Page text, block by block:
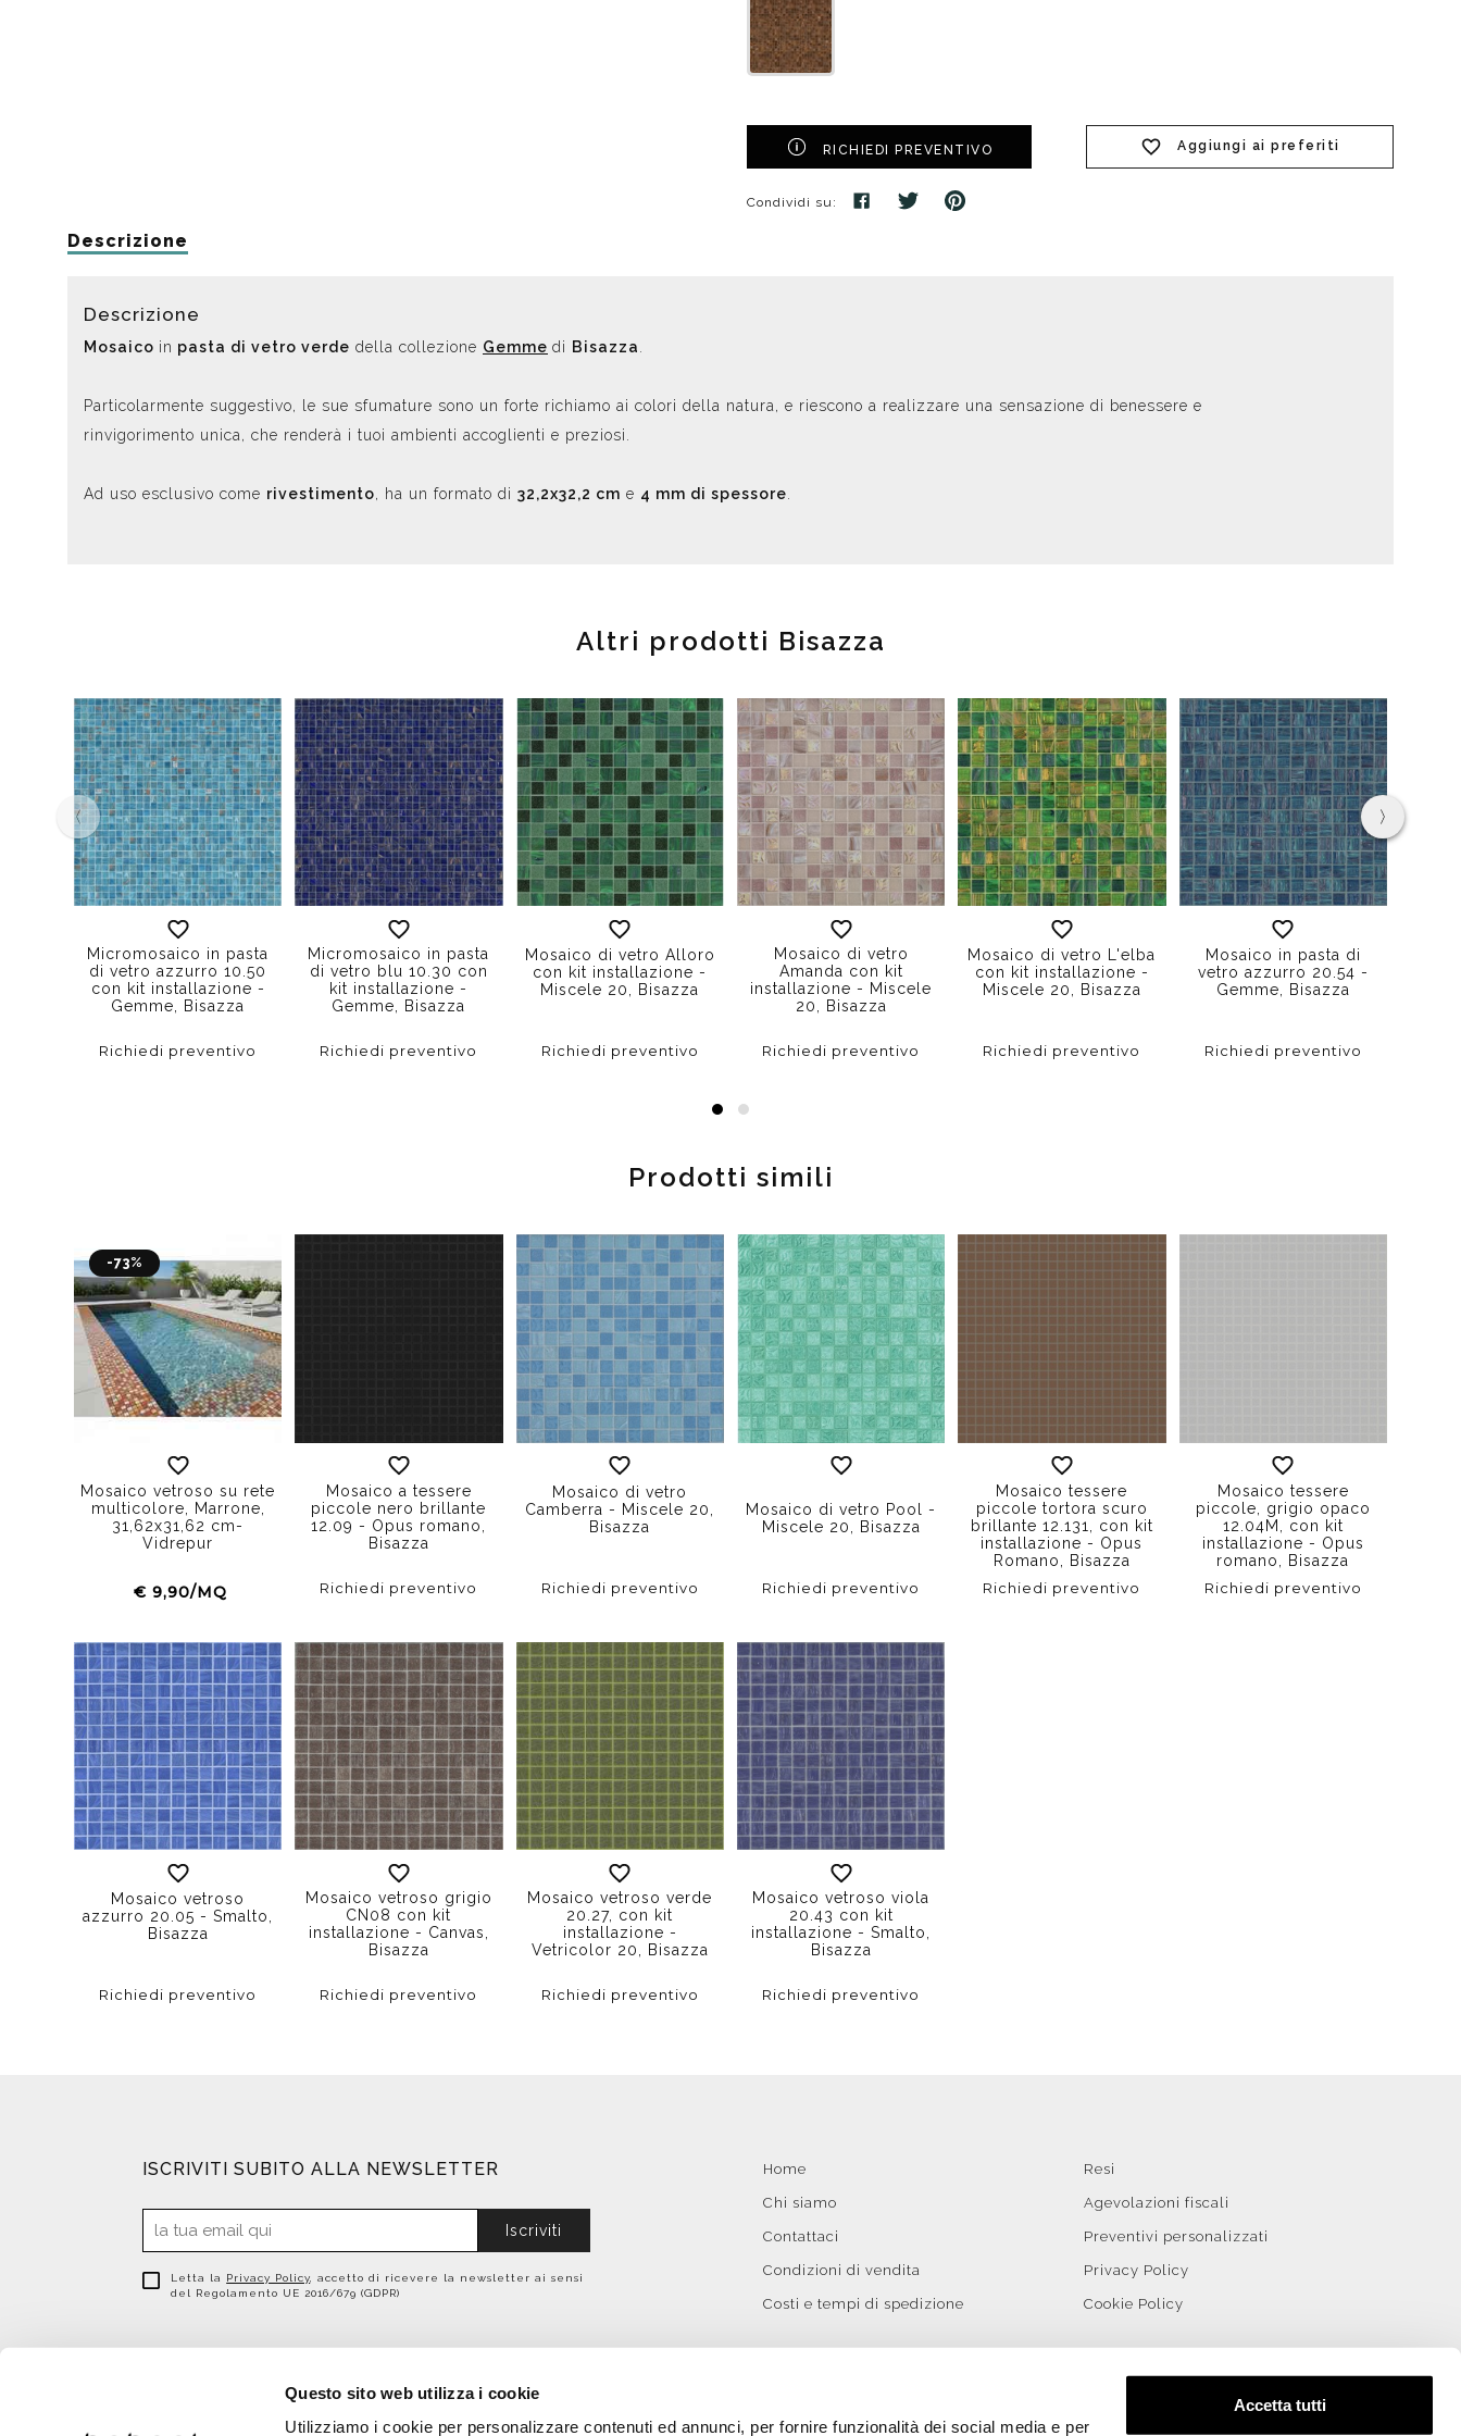
Questo sito web utilizza i cookie
Utilizziamo i cookie per personalizzare contenuti ed annunci, per fornire funzionalità dei social media e per
Accetta tutti
RICHIEDI PREVENTIVO Aggiungi ai preferiti
Condividi su:
Descrizione
Descrizione
Mosaico in pasta di vetro verde della collezione Gemme di Bisazza
Particolarmente suggestivo, le sue sfumature sono un forte richiamo ai colori della natura, e riescono a realizzare una sensazione di benessere e
rinvigorimento unica, che renderà i tuoi ambienti accoglienti e preziosi.
Ad uso esclusivo come rivestimento, ha un formato di 32,2x32,2 cm e 4 mm di spessore
Altri prodotti Bisazza
Micromosaico in pasta
di vetro azzurro 10.50
con kit installazione -
Gemme, Bisazza
Richiedi preventivo
Micromosaico in pasta
di vetro blu 10.30 con
kit installazione -
Gemme, Bisazza
Richiedi preventivo
Mosaico di vetro Alloro
con kit installazione -
Miscele 20, Bisazza
Richiedi preventivo
Mosaico di vetro
Amanda con kit
installazione - Miscele
20, Bisazza
Richiedi preventivo
Mosaico di vetro L'elba
con kit installazione -
Miscele 20, Bisazza
Richiedi preventivo
Mosaico in pasta di
vetro azzurro 20.54 -
Gemme, Bisazza
Richiedi preventivo
‹ ›
Prodotti simili
-73%
Mosaico vetroso su rete
multicolore, Marrone,
31,62x31,62 cm-
Vidrepur
€ 9,90/MQ
Mosaico a tessere
piccole nero brillante
12.09 - Opus romano,
Bisazza
Richiedi preventivo
Mosaico di vetro
Camberra - Miscele 20,
Bisazza
Richiedi preventivo
Mosaico di vetro Pool -
Miscele 20, Bisazza
Richiedi preventivo
Mosaico tessere
piccole tortora scuro
brillante 12.131, con kit
installazione - Opus
Romano, Bisazza
Richiedi preventivo
Mosaico tessere
piccole, grigio opaco
12.04M, con kit
installazione - Opus
romano, Bisazza
Richiedi preventivo
Mosaico vetroso
azzurro 20.05 - Smalto,
Bisazza
Richiedi preventivo
Mosaico vetroso grigio
CN08 con kit
installazione - Canvas,
Bisazza
Richiedi preventivo
Mosaico vetroso verde
20.27, con kit
installazione -
Vetricolor 20, Bisazza
Richiedi preventivo
Mosaico vetroso viola
20.43 con kit
installazione - Smalto,
Bisazza
Richiedi preventivo
ISCRIVITI SUBITO ALLA NEWSLETTER
Iscriviti
Letta la Privacy Policy , accetto di ricevere la newsletter ai sensi
del Regolamento UE 2016/679 (GDPR)
Home
Chi siamo
Contattaci
Condizioni di vendita
Costi e tempi di spedizione
Resi
Agevolazioni fiscali
Preventivi personalizzati
Privacy Policy
Cookie Policy